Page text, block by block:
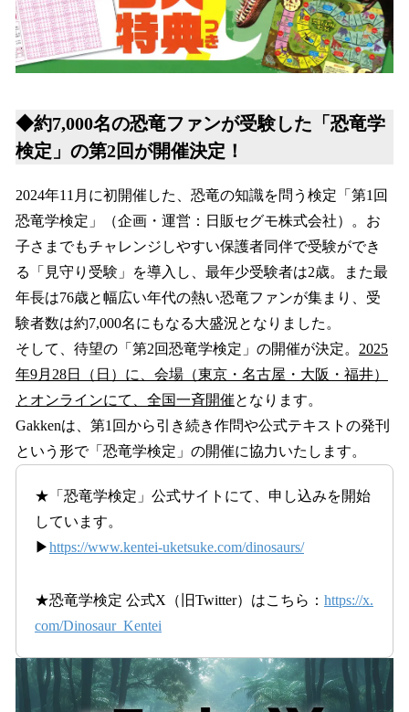
◆約7,000名の恐竜ファンが受験した「恐竜学
検定」の第2回が開催決定！
2024年11月に初開催した、恐竜の知識を問う検定「第1回
恐竜学検定」（企画・運営：日販セグモ株式会社）。お
子さまでもチャレンジしやすい保護者同伴で受験ができ
る「見守り受験」を導入し、最年少受験者は2歳。また最
年長は76歳と幅広い年代の熱い恐竜ファンが集まり、受
験者数は約7,000名にもなる大盛況となりました。
そして、待望の「第2回恐竜学検定」の開催が決定。 2025
年9月28日（日）に、会場（東京・名古屋・大阪・福井）
とオンラインにて、全国一斉開催となります。
Gakkenは、第1回から引き続き作問や公式テキストの発刊
という形で「恐竜学検定」の開催に協力いたします。
★「恐竜学検定」公式サイトにて、申し込みを開始
しています。
▶https://www.kentei-uketsuke.com/dinosaurs/
★恐竜学検定 公式X（旧Twitter）はこちら： https://x.
com/Dinosaur_Kentei